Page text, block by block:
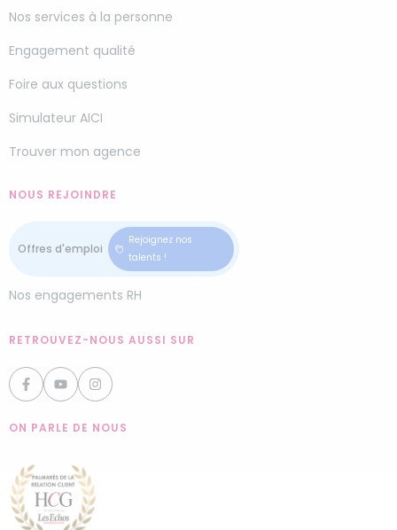
Nos services à la personne
Engagement qualité
Foire aux questions
Simulateur AICI
Trouver mon agence
NOUS REJOINDRE
Rejoignez nos
talents !
Nos engagements RH
RETROUVEZ-NOUS AUSSI SUR
ON PARLE DE NOUS